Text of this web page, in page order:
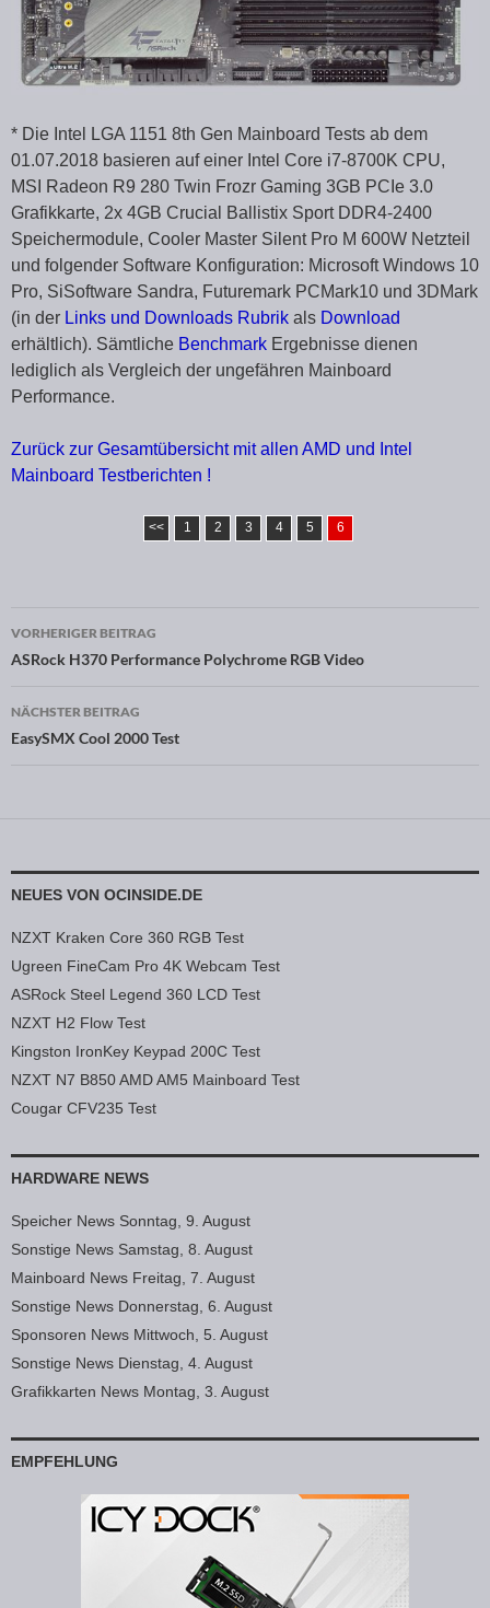
* Die Intel LGA 1151 8th Gen Mainboard Tests ab dem
01.07.2018 basieren auf einer Intel Core i7-8700K CPU,
MSI Radeon R9 280 Twin Frozr Gaming 3GB PCIe 3.0
Grafikkarte, 2x 4GB Crucial Ballistix Sport DDR4-2400
Speichermodule, Cooler Master Silent Pro M 600W Netzteil
und folgender Software Konfiguration: Microsoft Windows 10
Pro, SiSoftware Sandra, Futuremark PCMark10 und 3DMark
(in der Links und Downloads Rubrik als Download
erhältlich). Sämtliche Benchmark Ergebnisse dienen
lediglich als Vergleich der ungefähren Mainboard
Performance.
Zurück zur Gesamtübersicht mit allen AMD und Intel
Mainboard Testberichten !
<< 1 2 3 4 5 6
Beitragsnavigation
VORHERIGER BEITRAG
ASRock H370 Performance Polychrome RGB Video
NÄCHSTER BEITRAG
EasySMX Cool 2000 Test
NEUES VON OCINSIDE.DE
NZXT Kraken Core 360 RGB Test
Ugreen FineCam Pro 4K Webcam Test
ASRock Steel Legend 360 LCD Test
NZXT H2 Flow Test
Kingston IronKey Keypad 200C Test
NZXT N7 B850 AMD AM5 Mainboard Test
Cougar CFV235 Test
HARDWARE NEWS
Speicher News Sonntag, 9. August
Sonstige News Samstag, 8. August
Mainboard News Freitag, 7. August
Sonstige News Donnerstag, 6. August
Sponsoren News Mittwoch, 5. August
Sonstige News Dienstag, 4. August
Grafikkarten News Montag, 3. August
EMPFEHLUNG